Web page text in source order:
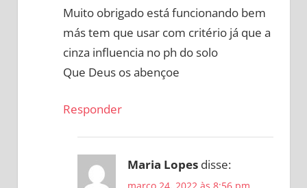
Muito obrigado está funcionando bem
más tem que usar com critério já que a
cinza influencia no ph do solo
Que Deus os abençoe
Responder
Maria Lopes disse:
março 24, 2022 às 8:56 pm